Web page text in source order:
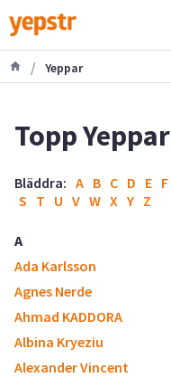
/ Yeppar
Topp Yeppar
Bläddra: A B C D E F
S T U V W X Y Z
A
Ada Karlsson
Agnes Nerde
Ahmad KADDORA
Albina Kryeziu
Alexander Vincent